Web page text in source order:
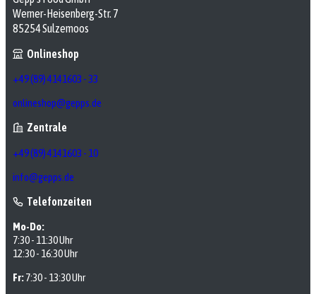
Werner-Heisenberg-Str. 7
85254 Sulzemoos
Onlineshop
+49 (89) 4141603 - 33
onlineshop@gepps.de
Zentrale
+49 (89) 4141603 - 10
info@gepps.de
Telefonzeiten
Mo-Do:
7:30 - 11:30 Uhr
12:30 - 16:30 Uhr
Fr:7:30 - 13:30 Uhr